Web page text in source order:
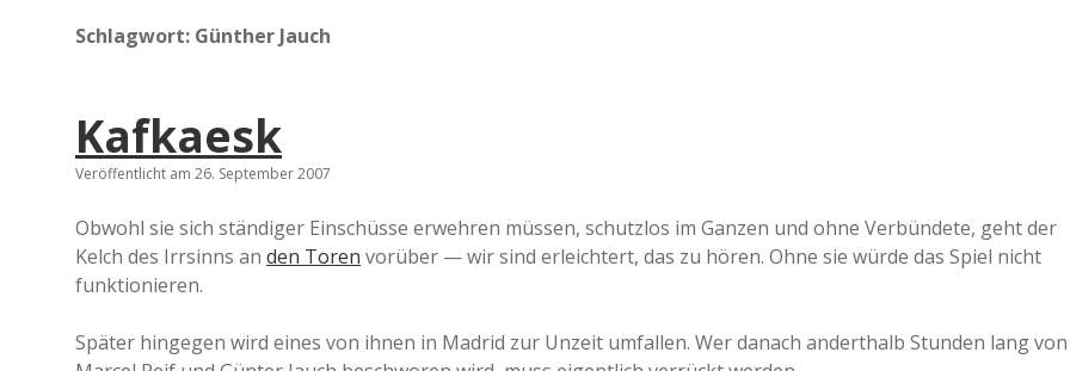
e
r
Schlagwort: Günther Jauch
Kafkaesk
Veröffentlicht am 26. September 2007
Obwohl sie sich ständiger Einschüsse erwehren müssen, schutzlos im Ganzen und ohne Verbündete, geht der
Kelch des Irrsinns an den Toren vorüber — wir sind erleichtert, das zu hören. Ohne sie würde das Spiel nicht
funktionieren.
Später hingegen wird eines von ihnen in Madrid zur Unzeit umfallen. Wer danach anderthalb Stunden lang von